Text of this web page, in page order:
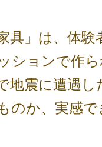
具」は、体験
ションで作
地震に遭遇し
のか、実感